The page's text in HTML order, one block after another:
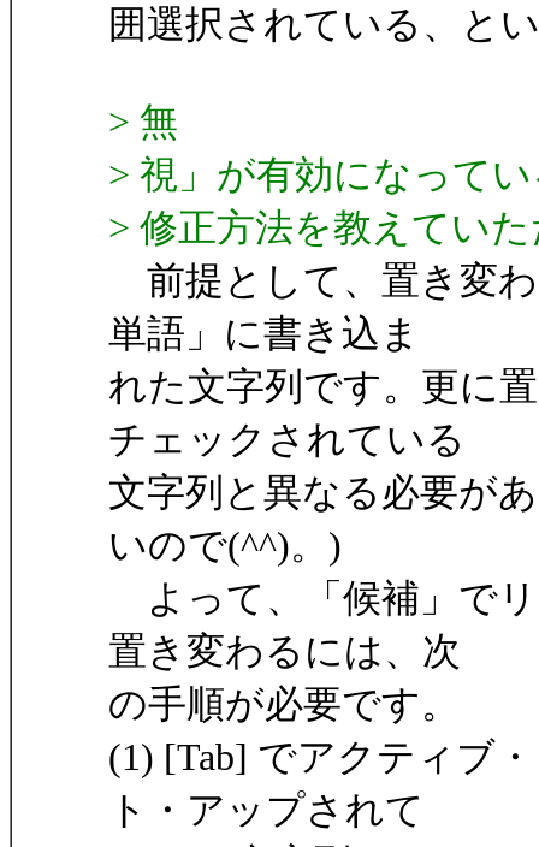
囲選択されている、と
> 無
> 視」が有効になって
> 修正方法を教えてい
前提として、置き変
単語」に書き込ま
れた文字列です。更に
チェックされている
文字列と異なる必要が
いので(^^)。)
よって、「候補」で
置き変わるには、次
の手順が必要です。
(1) [Tab] でアクティブ
ト・アップされて